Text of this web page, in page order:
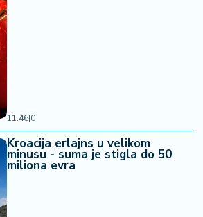
11:46|0
Kroacija erlajns u velikom
minusu - suma je stigla do 50
miliona evra